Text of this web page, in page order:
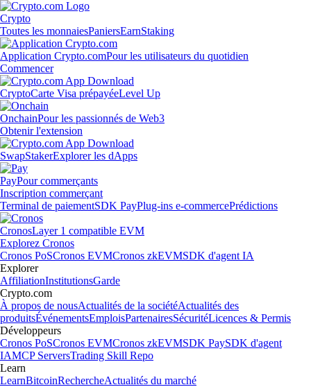
Crypto
Toutes les monnaiesPaniersEarnStaking
Application Crypto.comPour les utilisateurs du quotidien
Commencer
CryptoCarte Visa prépayéeLevel Up
OnchainPour les passionnés de Web3
Obtenir l'extension
SwapStakerExplorer les dApps
PayPour commerçants
Inscription commerçant
Terminal de paiementSDK PayPlug-ins e-commercePrédictions
CronosLayer 1 compatible EVM
Explorez Cronos
Cronos PoSCronos EVMCronos zkEVMSDK d'agent IA
Explorer
AffiliationInstitutionsGarde
Crypto.com
À propos de nousActualités de la sociétéActualités des
produitsÉvénementsEmploisPartenairesSécuritéLicences & Permis
Développeurs
Cronos PoSCronos EVMCronos zkEVMSDK PaySDK d'agent
IAMCP ServersTrading Skill Repo
Learn
LearnBitcoinRechercheActualités du marché